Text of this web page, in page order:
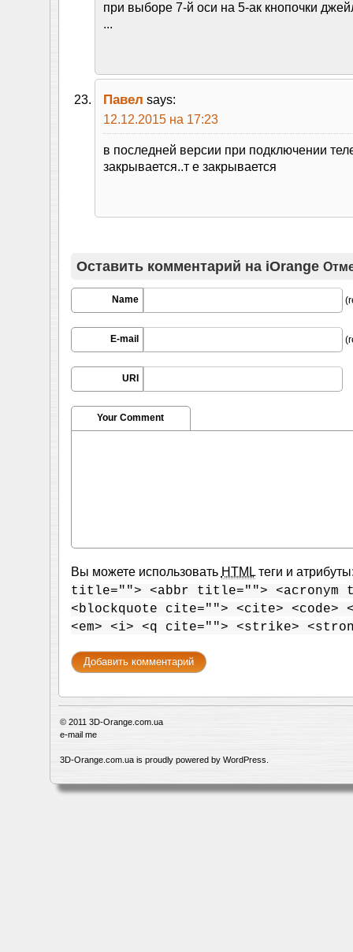
при выборе 7-й оси на 5-ак кнопочки
...
Павел says:
12.12.2015 на 17:23
в последней версии при подключении
закрывается..т е закрывается
Оставить комментарий на iOrange
Name
E-mail
URI
Your Comment
Вы можете использовать HTMLтеги и
title=""> <abbr title=""> <acronym
<blockquote cite=""> <cite> <code>
<em> <i> <q cite=""> <strike>
© 2011 3D-Orange.com.ua
e-mail me
3D-Orange.com.ua is proudly powered by WordPress